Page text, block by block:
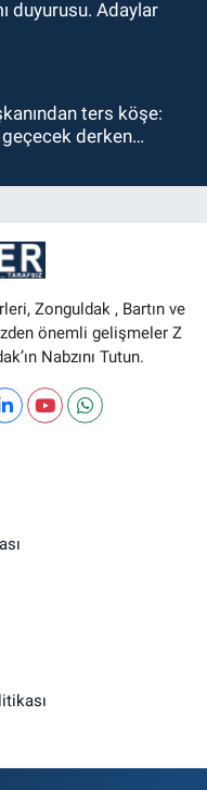
duyurusu. Adaylar
ters köşe:
geçecek derken…
Zonguldak , Bartın ve
önemli gelişmeler Z
Nabzını Tutun.